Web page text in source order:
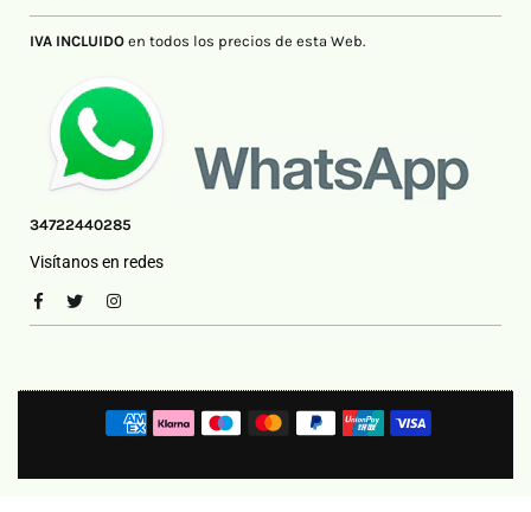
IVA INCLUIDO en todos los precios de esta Web.
34722440285
Visítanos en redes
Facebook
TwitterInstagram